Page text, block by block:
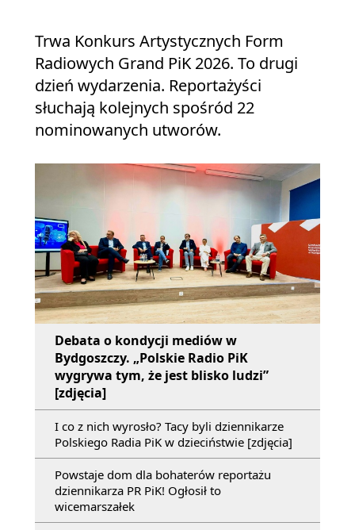
Trwa Konkurs Artystycznych Form
Radiowych Grand PiK 2026. To drugi
dzień wydarzenia. Reportażyści
słuchają kolejnych spośród 22
nominowanych utworów.
Debata o kondycji mediów w
Bydgoszczy. „Polskie Radio PiK
wygrywa tym, że jest blisko ludzi”
[zdjęcia]
I co z nich wyrosło? Tacy byli dziennikarze
Polskiego Radia PiK w dzieciństwie [zdjęcia]
Powstaje dom dla bohaterów reportażu
dziennikarza PR PiK! Ogłosił to
wicemarszałek